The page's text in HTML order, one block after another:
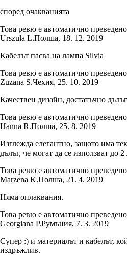
според очакванията
Това ревю е автоматично
Urszula L.Полша, 18. 12. 2019
Кабелът пасва на лампа Silvia
Това ревю е автоматично
Zuzana S.Чехия, 25. 10. 2019
Качествен дизайн, достатъчно
Това ревю е автоматично
Hanna R.Полша, 25. 8. 2019
Изглежда елегантно, защото има
дълъг, че могат да се използват до
Това ревю е автоматично
Marzena K.Полша, 21. 4. 2019
Няма оплаквания.
Това ревю е автоматично
Georgiana P.Румъния, 7. 3. 2019
Супер :) и материалът и кабелът,
издръжлив.